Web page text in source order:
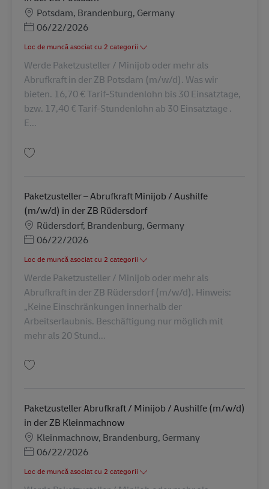
Locație
Potsdam, Brandenburg, Germany
Posted Date
06/22/2026
Loc de muncă asociat cu 2 categorii
Werde Paketzusteller / Minijob oder mehr als
Abrufkraft in der ZB Potsdam (m/w/d). Was wir
bieten. 16,70 € Tarif-Stundenlohn bis 30 Einsatztage,
bzw. 17,40 € Tarif-Stundenlohn ab 30 Einsatztage .
E...
Paketzusteller – Abrufkraft Minijob / Aushilfe
(m/w/d) in der ZB Rüdersdorf
Locație
Rüdersdorf, Brandenburg, Germany
Posted Date
06/22/2026
Loc de muncă asociat cu 2 categorii
Werde Paketzusteller / Minijob oder mehr als
Abrufkraft in der ZB Rüdersdorf (m/w/d). Hinweis:
„Keine Einschränkungen innerhalb der
Arbeitserlaubnis. Beschäftigung nur möglich mit
mehr als 20 Stund...
Paketzusteller Abrufkraft / Minijob / Aushilfe (m/w/d)
in der ZB Kleinmachnow
LocațieKleinmachnow, Brandenburg, Germany
Posted Date
06/22/2026
Loc de muncă asociat cu 2 categorii